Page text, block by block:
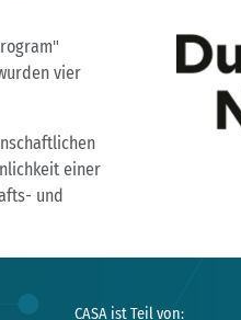
vier
einer
und
CASA ist Teil von: